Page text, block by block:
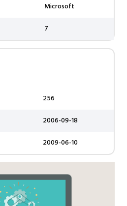
Microsoft
7
256
2006-09-18
2009-06-10